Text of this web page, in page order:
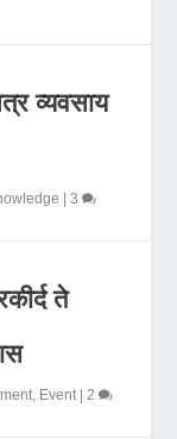
व्यवसाय
|3
ते
, Event|2